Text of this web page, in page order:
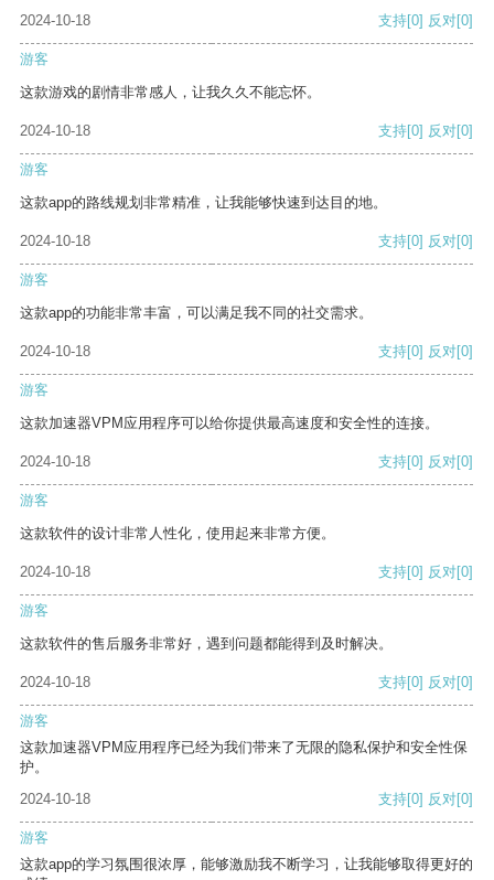
2024-10-18 支持[0] 反对[0]
游客
这款游戏的剧情非常感人，让我久久不能忘怀。
2024-10-18 支持[0] 反对[0]
游客
这款app的路线规划非常精准，让我能够快速到达目的地。
2024-10-18 支持[0] 反对[0]
游客
这款app的功能非常丰富，可以满足我不同的社交需求。
2024-10-18 支持[0] 反对[0]
游客
这款加速器VPM应用程序可以给你提供最高速度和安全性的连接。
2024-10-18 支持[0] 反对[0]
游客
这款软件的设计非常人性化，使用起来非常方便。
2024-10-18 支持[0] 反对[0]
游客
这款软件的售后服务非常好，遇到问题都能得到及时解决。
2024-10-18 支持[0] 反对[0]
游客
这款加速器VPM应用程序已经为我们带来了无限的隐私保护和安全性保
护。
2024-10-18
支持[0] 反对[0]
游客
这款app的学习氛围很浓厚，能够激励我不断学习，让我能够取得更好的